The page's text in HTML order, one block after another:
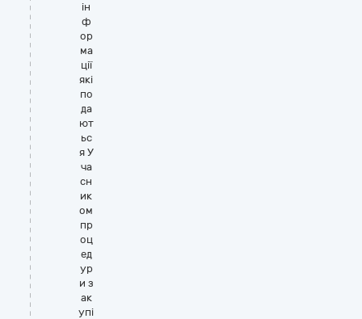
ін
ф
ор
ма
ції
які
по
да
ют
ьс
я У
ча
сн
ик
ом
пр
оц
ед
ур
и з
ак
упі